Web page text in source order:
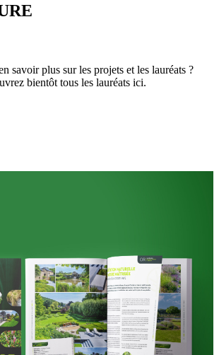
savoir plus sur les projets et les lauréats ?
bientôt tous les lauréats ici.